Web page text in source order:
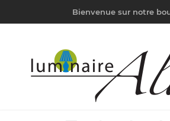
Bienvenue sur notre